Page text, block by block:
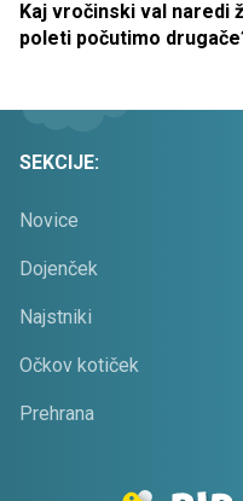
Kaj vročinski val naredi
poleti počutimo
SEKCIJE:
Novice
Dojenček
Najstniki
Očkov kotiček
Prehrana